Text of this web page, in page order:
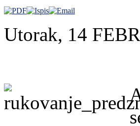
Utorak, 14